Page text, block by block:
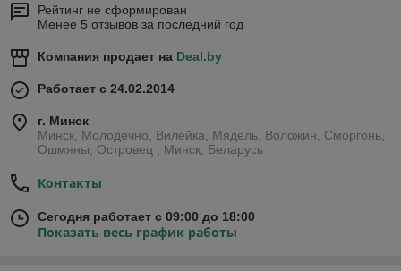
Рейтинг не сформирован
Менее 5 отзывов за последний год
Компания продает на Deal.by
Работает с 24.02.2014
г. Минск
Минск, Молодечно, Вилейка, Мядель, Воложин, Сморгонь,
Ошмяны, Островец , Минск, Беларусь
Контакты
Сегодня работает с 09:00 до 18:00
Показать весь график работы